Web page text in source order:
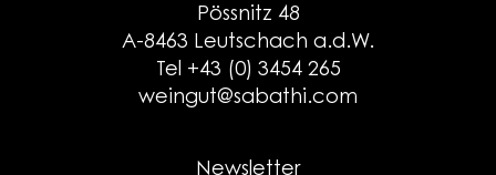
Pössnitz 48
A-8463 Leutschach a.d.W.
Tel +43 (0) 3454 265
weingut@sabathi.com